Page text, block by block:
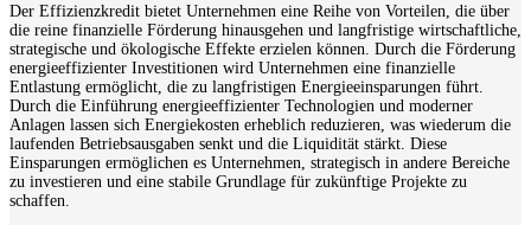
Der Effizienzkredit bietet Unternehmen eine Reihe von Vorteilen, die über
die reine finanzielle Förderung hinausgehen und langfristige wirtschaftliche,
strategische und ökologische Effekte erzielen können. Durch die Förderung
energieeffizienter Investitionen wird Unternehmen eine finanzielle
Entlastung ermöglicht, die zu langfristigen Energieeinsparungen führt.
Durch die Einführung energieeffizienter Technologien und moderner
Anlagen lassen sich Energiekosten erheblich reduzieren, was wiederum die
laufenden Betriebsausgaben senkt und die Liquidität stärkt. Diese
Einsparungen ermöglichen es Unternehmen, strategisch in andere Bereiche
zu investieren und eine stabile Grundlage für zukünftige Projekte zu
schaffen.